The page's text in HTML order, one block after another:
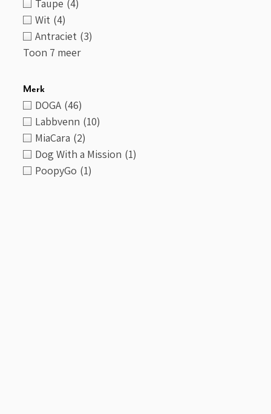
Taupe (4)
Wit (4)
Antraciet (3)
Toon 7 meer
Merk
DOGA (46)
Labbvenn (10)
MiaCara (2)
Dog With a Mission (1)
PoopyGo (1)